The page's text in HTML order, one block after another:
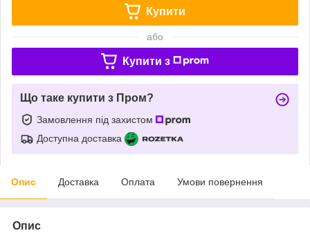
Купити
або
Купити з
Що таке купити з Пром?
Замовлення під захистом
Доступна доставка
Опис Доставка Оплата Умови повернення
Опис